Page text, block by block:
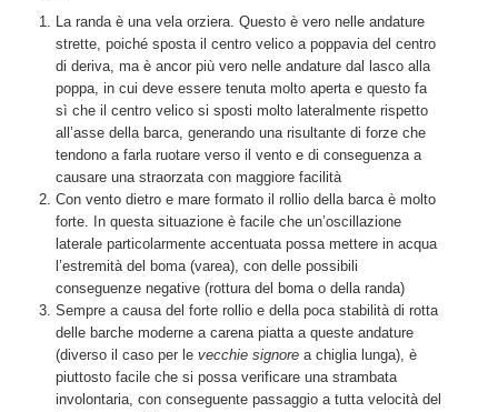
La randa è una vela orziera. Questo è vero nelle andature
strette, poiché sposta il centro velico a poppavia del centro
di deriva, ma è ancor più vero nelle andature dal lasco alla
poppa, in cui deve essere tenuta molto aperta e questo fa
sì che il centro velico si sposti molto lateralmente rispetto
all’asse della barca, generando una risultante di forze che
tendono a farla ruotare verso il vento e di conseguenza a
causare una straorzata con maggiore facilità
Con vento dietro e mare formato il rollio della barca è molto
forte. In questa situazione è facile che un’oscillazione
laterale particolarmente accentuata possa mettere in acqua
l’estremità del boma (varea), con delle possibili
conseguenze negative (rottura del boma o della randa)
Sempre a causa del forte rollio e della poca stabilità di rotta
delle barche moderne a carena piatta a queste andature
(diverso il caso per le vecchie signore a chiglia lunga), è
piuttosto facile che si possa verificare una strambata
involontaria, con conseguente passaggio a tutta velocità del